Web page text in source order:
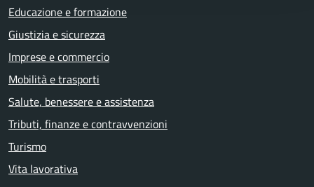
Educazione e formazione
Giustizia e sicurezza
Imprese e commercio
Mobilità e trasporti
Salute, benessere e assistenza
Tributi, finanze e contravvenzioni
Turismo
Vita lavorativa